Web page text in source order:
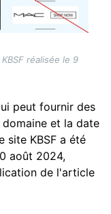
réalisée le 9
peut fournir des
et la date
site KBSF a été
août 2024,
de l'article